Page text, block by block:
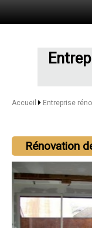
Accueil Entreprise
Rénovation